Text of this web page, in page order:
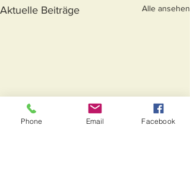
Aktuelle Beiträge Alle ansehen
Phone Email Facebook